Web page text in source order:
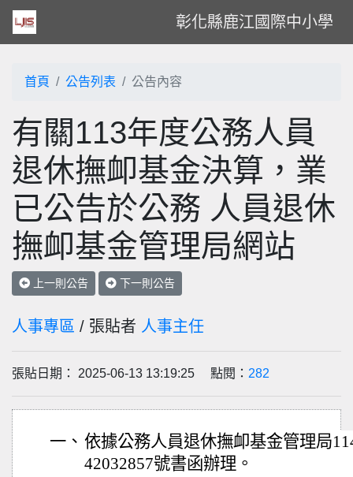
彰化縣鹿江國際中小學
首頁 公告列表 公告內容
有關113年度公務人員
退休撫卹基金決算，業
已公告於公務 人員退休
撫卹基金管理局網站
上一則公告 下一則公告
人事專區 / 張貼者 人事主任
張貼日期： 2025-06-13 13:19:25 點閱： 282
一、 依據公務人員退休撫卹基金管理局
42032857號書函辦理。